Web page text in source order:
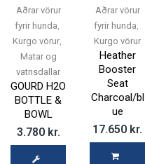
Aðrar vörur
fyrir hunda
Kurgo vörur
Matar og
vatnsdallar
GOURD H2O
BOTTLE &
BOWL
3.780 kr.
Aðrar vörur
fyrir hunda
Kurgo vörur
Heather
Booster
Seat
Charcoal/bl
ue
17.650 kr.